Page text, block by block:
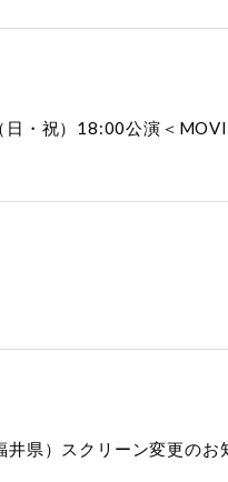
・祝）18:00公演＜
県）スクリーン変更のお